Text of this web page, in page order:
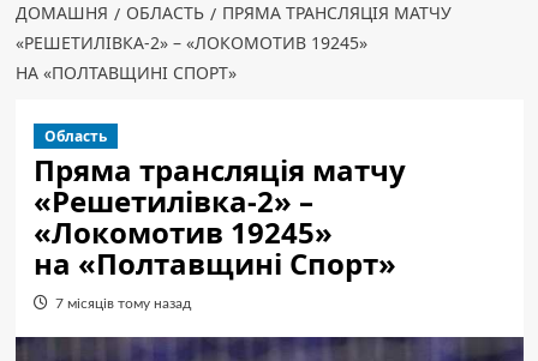
ДОМАШНЯ ОБЛАСТЬ
ПРЯМА ТРАНСЛЯЦІЯ МАТЧУ
«РЕШЕТИЛІВКА-2» – «ЛОКОМОТИВ 19245»
НА «ПОЛТАВЩИНІ СПОРТ»
Область
Пряма трансляція матчу
«Решетилівка-2» –
«Локомотив 19245»
на «Полтавщині Спорт»
7 місяців тому назад